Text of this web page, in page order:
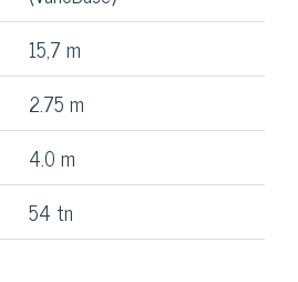
15,7 m
2.75 m
4.0 m
54 tn